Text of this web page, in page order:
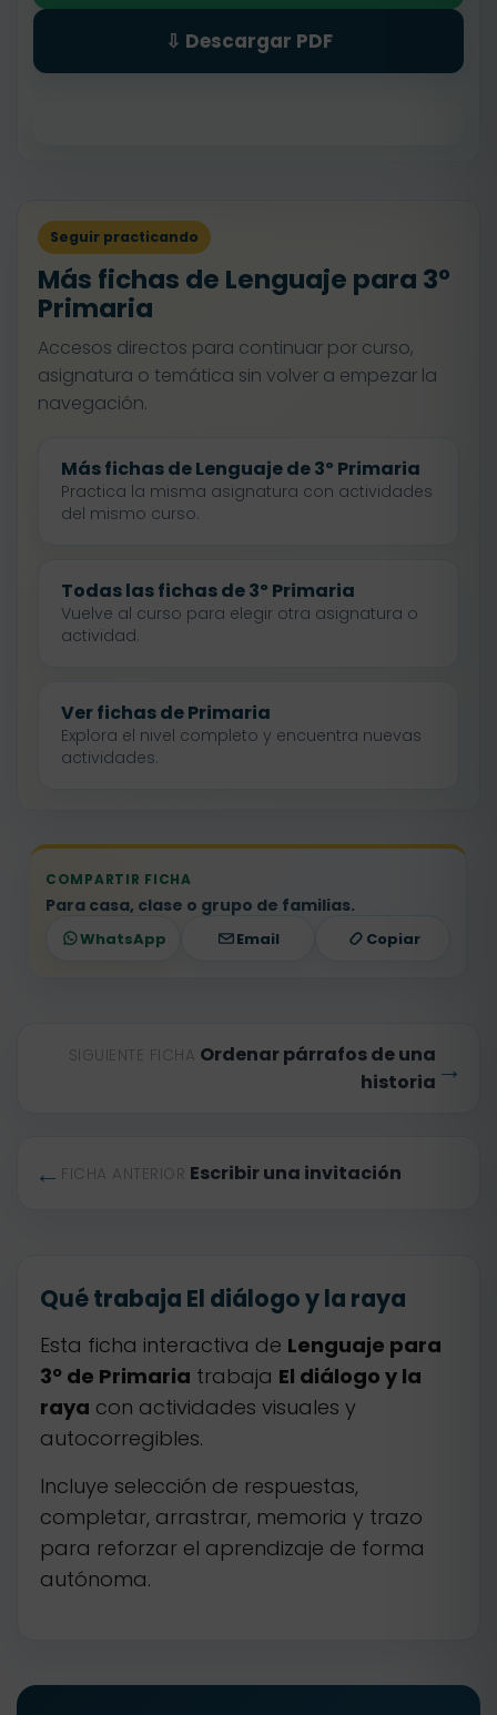
⇩ Descargar PDF
Seguir practicando
Más fichas de Lenguaje para 3º
Primaria
Accesos directos para continuar por curso,
asignatura o temática sin volver a empezar la
navegación.
Más fichas de Lenguaje de 3º Primaria
Practica la misma asignatura con actividades
del mismo curso.
Todas las fichas de 3º Primaria
Vuelve al curso para elegir otra asignatura o
actividad.
Ver fichas de Primaria
Explora el nivel completo y encuentra nuevas
actividades.
COMPARTIR FICHA
Para casa, clase o grupo de familias.
WhatsApp Email Copiar
← FICHA ANTERIOR Escribir una invitación
SIGUIENTE FICHA Ordenar párrafos de una
historia →
Qué trabaja El diálogo y la raya
Esta ficha interactiva de Lenguaje para
3º de Primaria trabaja El diálogo y la
raya con actividades visuales y
autocorregibles.
Incluye selección de respuestas,
completar, arrastrar, memoria y trazo
para reforzar el aprendizaje de forma
autónoma.